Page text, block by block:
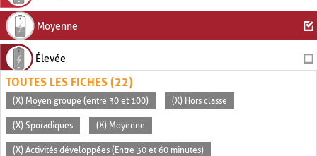
Moyenne
Élevée
TOUTES LES FICHES (22)
(X) Moyen groupe (entre 30 et 100) (X) Hors classe
(X) Sporadiques (X) Moyenne
(X) Activités développées (Entre 30 et 60 minutes)